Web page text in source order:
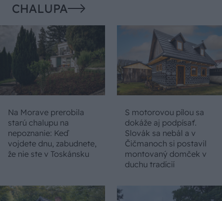
CHALUPA
Na Morave prerobila
starú chalupu na
nepoznanie: Keď
vojdete dnu, zabudnete,
že nie ste v Toskánsku
S motorovou pílou sa
dokáže aj podpísať.
Slovák sa nebál a v
Čičmanoch si postavil
montovaný domček v
duchu tradícií